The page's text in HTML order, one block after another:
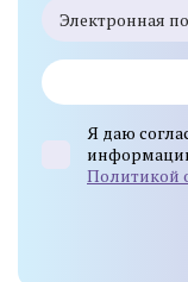
Я даю
Политикой